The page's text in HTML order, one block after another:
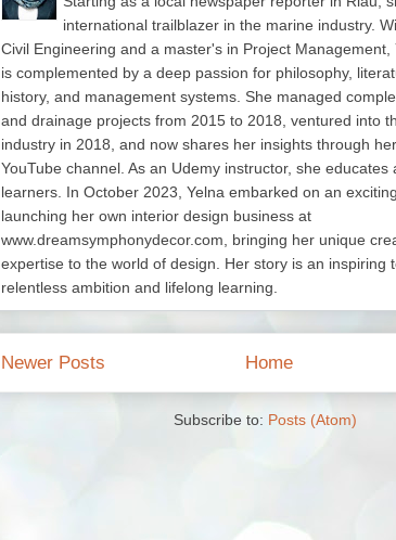
international trailblazer in the marine industry.
Civil Engineering and a master's in Project Management,
is complemented by a deep passion for philosophy,
history, and management systems. She managed
and drainage projects from 2015 to 2018, ventured into
industry in 2018, and now shares her insights through
YouTube channel. As an Udemy instructor, she educates
learners. In October 2023, Yelna embarked on an
launching her own interior design business at
www.dreamsymphonydecor.com, bringing her unique
expertise to the world of design. Her story is an inspiring
relentless ambition and lifelong learning.
Newer Posts Home
Subscribe to: Posts (Atom)